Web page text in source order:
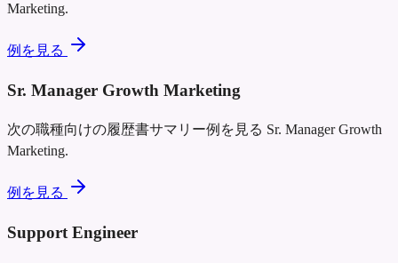
Marketing.
例を見る
Sr. Manager Growth Marketing
次の職種向けの履歴書サマリー例を見る Sr. Manager Growth
Marketing.
例を見る
Support Engineer